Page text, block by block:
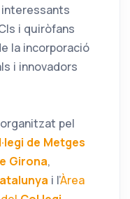
i quiròfans
la incorporació
i innovadors
pel
de Metges
Girona,
i l’Àrea